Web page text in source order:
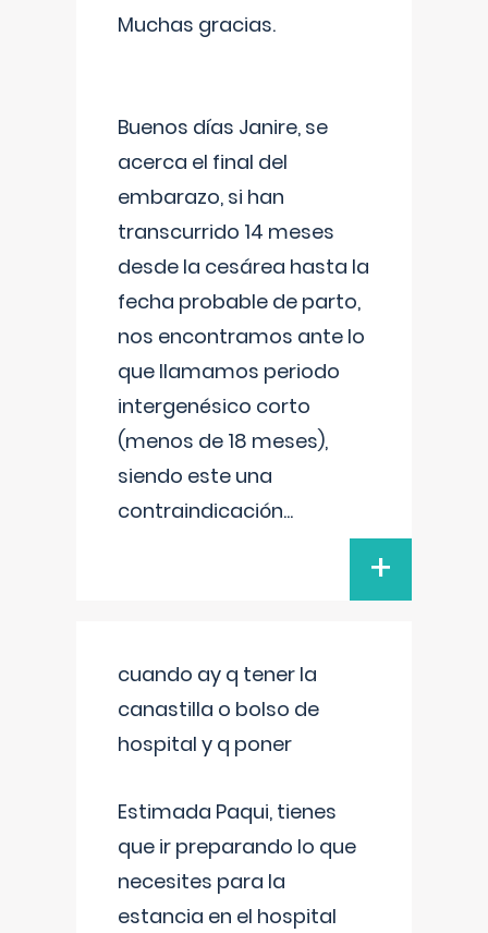
Muchas gracias.
Buenos días Janire, se
acerca el final del
embarazo, si han
transcurrido 14 meses
desde la cesárea hasta la
fecha probable de parto,
nos encontramos ante lo
que llamamos periodo
intergenésico corto
(menos de 18 meses),
siendo este una
contraindicación...
+
cuando ay q tener la
canastilla o bolso de
hospital y q poner
Estimada Paqui, tienes
que ir preparando lo que
necesites para la
estancia en el hospital